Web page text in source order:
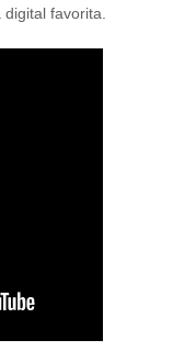
digital favorita.